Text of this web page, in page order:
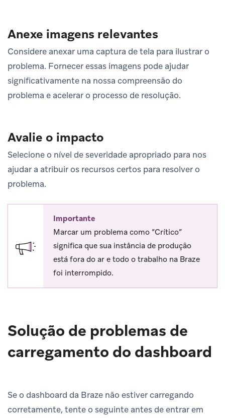
Anexe imagens relevantes
Considere anexar uma captura de tela para ilustrar o
problema. Fornecer essas imagens pode ajudar
significativamente na nossa compreensão do
problema e acelerar o processo de resolução.
Avalie o impacto
Selecione o nível de severidade apropriado para nos
ajudar a atribuir os recursos certos para resolver o
problema.
Importante
Marcar um problema como “Crítico”
significa que sua instância de produção
está fora do ar e todo o trabalho na Braze
foi interrompido.
Solução de problemas de
carregamento do dashboard
Se o dashboard da Braze não estiver carregando
corretamente, tente o seguinte antes de entrar em